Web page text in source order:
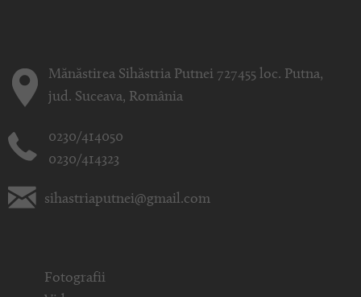
Mănăstirea Sihăstria Putnei 727455 loc. Putna,
jud. Suceava, România
0230/414050
0230/414323
sihastriaputnei@gmail.com
Fotografii